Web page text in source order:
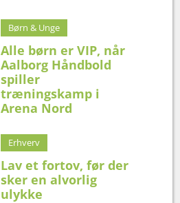
Børn & Unge
Alle børn er VIP, når
Aalborg Håndbold
spiller
træningskamp i
Arena Nord
Erhverv
Lav et fortov, før der
sker en alvorlig
ulykke